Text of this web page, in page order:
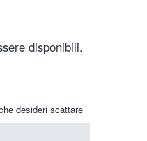
disponibili.
desideri scattare